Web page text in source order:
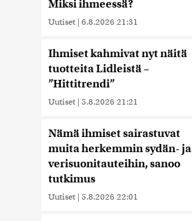
Miksi ihmeessä?
Uutiset | 6.8.2026 21:31
Ihmiset kahmivat nyt näitä
tuotteita Lidleistä –
”Hittitrendi”
Uutiset | 5.8.2026 21:21
Nämä ihmiset sairastuvat
muita herkemmin sydän- ja
verisuonitauteihin, sanoo
tutkimus
Uutiset | 5.8.2026 22:01